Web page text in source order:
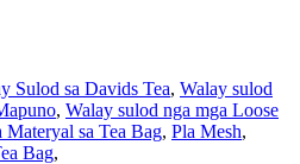
Sulod sa Davids Tea, Walay sulod
, Walay sulod nga mga Loose
Materyal sa Tea Bag, Pla Mesh,
Bag,